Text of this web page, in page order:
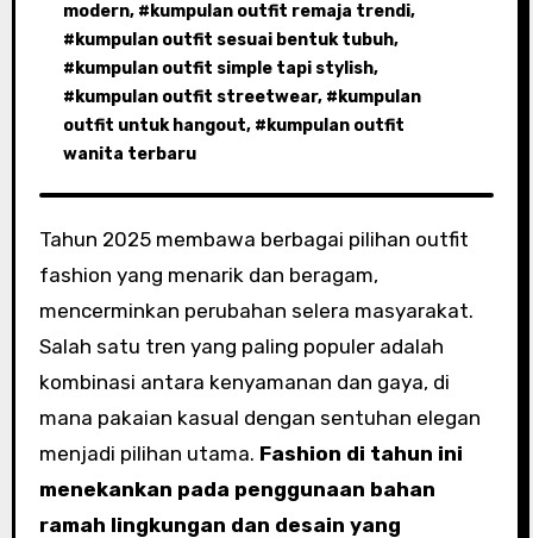
modern, # kumpulan outfit remaja trendi,
# kumpulan outfit sesuai bentuk tubuh,
# kumpulan outfit simple tapi stylish,
# kumpulan outfit streetwear, # kumpulan
outfit untuk hangout, # kumpulan outfit
wanita terbaru
Tahun 2025 membawa berbagai pilihan outfit
fashion yang menarik dan beragam,
mencerminkan perubahan selera masyarakat.
Salah satu tren yang paling populer adalah
kombinasi antara kenyamanan dan gaya, di
mana pakaian kasual dengan sentuhan elegan
menjadi pilihan utama. Fashion di tahun ini
menekankan pada penggunaan bahan
ramah lingkungan dan desain yang